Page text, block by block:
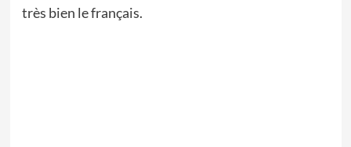
très bien le français.